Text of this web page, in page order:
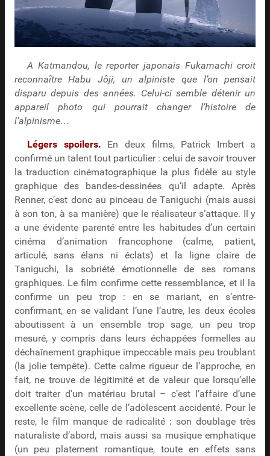
A Katmandou, le reporter japonais Fukamachi croit
reconnaître Habu Jôji, un alpiniste que l’on pensait
disparu depuis des années. Celui-ci semble détenir un
appareil photo qui pourrait changer l’histoire de
l’alpinisme…
Légers spoilers. En deux films, Patrick Imbert a
confirmé un talent tout particulier : celui de savoir trouver
la traduction cinématographique la plus fidèle au style
graphique des bandes-dessinées qu’il adapte. Après
Renner, c’est donc au pinceau de Taniguchi (mais aussi
à son ton, à sa manière) que le réalisateur s’attaque. Il y
a une évidente parenté entre les habitudes d’un certain
cinéma d’animation francophone (calme, patient,
articulé, sans élans ni éclats) et la ligne claire de
Taniguchi, la sobriété émotionnelle de ses romans
graphiques. Le film confirme cette ressemblance, et il la
confirme un peu trop : en se mariant, en s’entre-
confirmant, en se validant l’une l’autre, les deux écoles
aboutissent à un ensemble trop sage, un peu trop
mesuré, y compris dans leurs échappées formelles au
déchaînement graphique impeccable mais peu troublant
(la jolie tempête). Cette calme rigueur de l’approche, en
fait, ne trouve de légitimité et de valeur que lorsqu’elle
doit traiter d’un matériau brutal – c’est l’affaire d’une
excellente scène, celle de l’adolescent accidenté. Pour le
reste, le film manque de radicalité : son doublage très
naturaliste d’abord, mais aussi sa musique emphatique
(un peu platement romantique, toute en effets sans